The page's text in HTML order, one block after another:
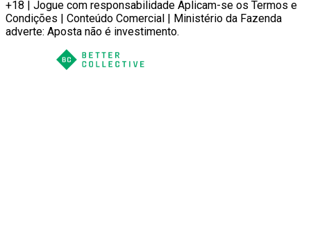
+18 | Jogue com responsabilidade Aplicam-se os Termos e
Condições | Conteúdo Comercial | Ministério da Fazenda
adverte: Aposta não é investimento.